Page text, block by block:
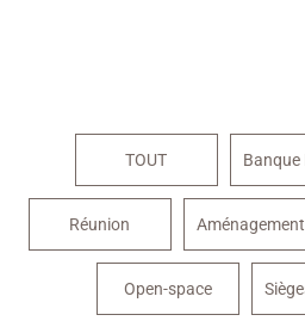
TOUT Banque
Réunion
Open-space